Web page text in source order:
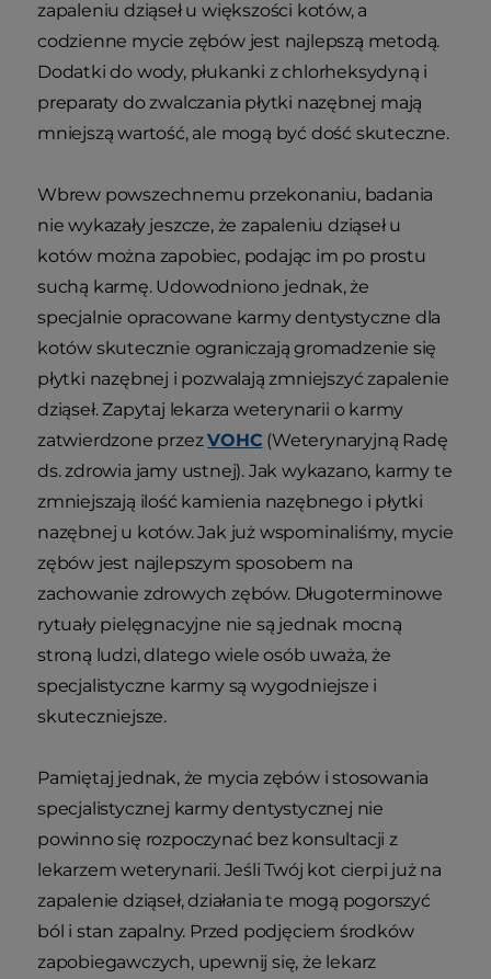
zapaleniu dziąseł u większości kotów, a
codzienne mycie zębów jest najlepszą metodą.
Dodatki do wody, płukanki z chlorheksydyną i
preparaty do zwalczania płytki nazębnej mają
mniejszą wartość, ale mogą być dość skuteczne.
Wbrew powszechnemu przekonaniu, badania
nie wykazały jeszcze, że zapaleniu dziąseł u
kotów można zapobiec, podając im po prostu
suchą karmę. Udowodniono jednak, że
specjalnie opracowane karmy dentystyczne dla
kotów skutecznie ograniczają gromadzenie się
płytki nazębnej i pozwalają zmniejszyć zapalenie
dziąseł. Zapytaj lekarza weterynarii o karmy
zatwierdzone przezVOHC (Weterynaryjną Radę
ds. zdrowia jamy ustnej). Jak wykazano, karmy te
zmniejszają ilość kamienia nazębnego i płytki
nazębnej u kotów. Jak już wspominaliśmy, mycie
zębów jest najlepszym sposobem na
zachowanie zdrowych zębów. Długoterminowe
rytuały pielęgnacyjne nie są jednak mocną
stroną ludzi, dlatego wiele osób uważa, że
specjalistyczne karmy są wygodniejsze i
skuteczniejsze.
Pamiętaj jednak, że mycia zębów i stosowania
specjalistycznej karmy dentystycznej nie
powinno się rozpoczynać bez konsultacji z
lekarzem weterynarii. Jeśli Twój kot cierpi już na
zapalenie dziąseł, działania te mogą pogorszyć
ból i stan zapalny. Przed podjęciem środków
zapobiegawczych, upewnij się, że lekarz